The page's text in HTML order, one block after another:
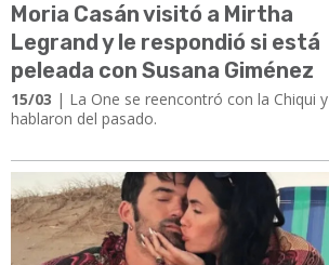
Moria Casán visitó a Mirtha
Legrand y le respondió si está
peleada con Susana Giménez
15/03 | La One se reencontró con la Chiqui y
hablaron del pasado.